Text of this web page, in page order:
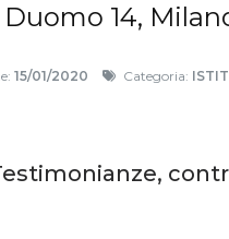
Duomo 14,
15/01/2020 Categoria: